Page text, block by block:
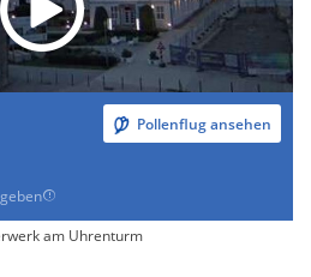
Pollenflug ansehen
am Uhrenturm